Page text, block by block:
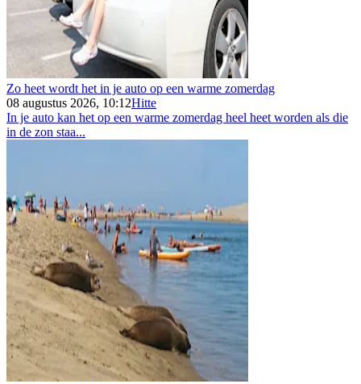
Zo heet wordt het in je auto op een warme zomerdag
08 augustus 2026, 10:12Hitte
In je auto kan het op een warme zomerdag heel heet worden als die
in de zon staa...